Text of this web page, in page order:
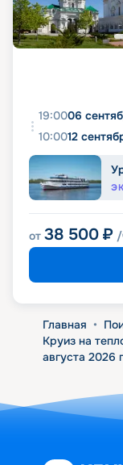
19:0006
10:0012
от 38 500 ₽ /
Главная •
Круиз на
августа 2026